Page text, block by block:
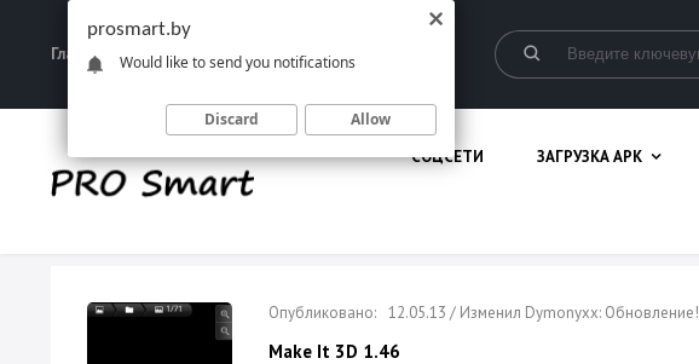
Главная Запрещенные материалы
СОЦСЕТИ ЗАГРУЗКА APK
12.05.13 / Изменил Dymonyxx: Обновление!
Make It 3D 1.46
prosmart.by
Would like to send you notifications
Discard Allow